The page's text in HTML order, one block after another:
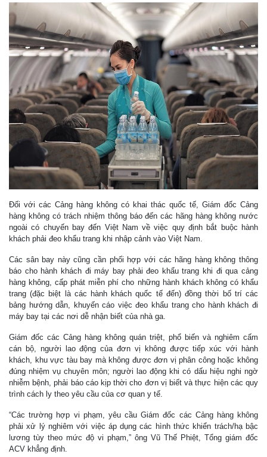
Đối với các Cảng hàng không có khai thác quốc tế, Giám đốc Cảng
hàng không có trách nhiệm thông báo đến các hãng hàng không nước
ngoài có chuyến bay đến Việt Nam về việc quy định bắt buộc hành
khách phải đeo khẩu trang khi nhập cảnh vào Việt Nam.
Các sân bay này cũng cần phối hợp với các hãng hàng không thông
báo cho hành khách đi máy bay phải đeo khẩu trang khi đi qua cảng
hàng không, cấp phát miễn phí cho những hành khách không có khẩu
trang (đặc biệt là các hành khách quốc tế đến) đồng thời bố trí các
bảng hướng dẫn, khuyến cáo việc đeo khẩu trang cho hành khách đi
máy bay tại các nơi dễ nhận biết của nhà ga.
Giám đốc các Cảng hàng không quán triệt, phổ biến và nghiêm cấm
cán bộ, người lao động của đơn vị không được tiếp xúc với hành
khách, khu vực tàu bay mà không được đơn vị phân công hoặc không
đúng nhiệm vụ chuyên môn; người lao động khi có dấu hiệu nghi ngờ
nhiễm bệnh, phải báo cáo kịp thời cho đơn vị biết và thực hiện các quy
trình cách ly theo yêu cầu của cơ quan y tế.
“Các trường hợp vi phạm, yêu cầu Giám đốc các Cảng hàng không
phải xử lý nghiêm với việc áp dụng các hình thức khiển trách/hạ bậc
lương tùy theo mức độ vi phạm,” ông Vũ Thế Phiệt, Tổng giám đốc
ACV khẳng định.